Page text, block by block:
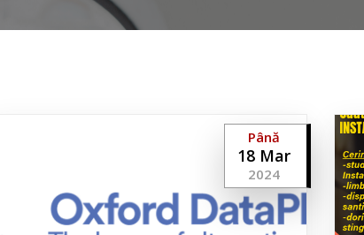
Până
18 Mar
2024